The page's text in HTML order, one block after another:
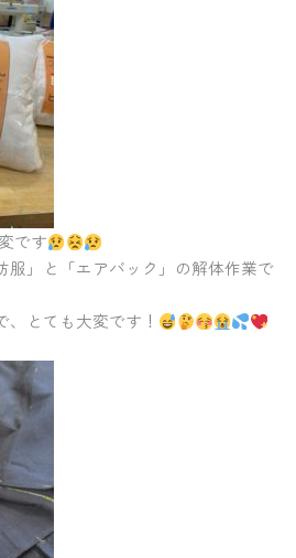
です
服」と「エアバック」の解体作業で
とても大変です！